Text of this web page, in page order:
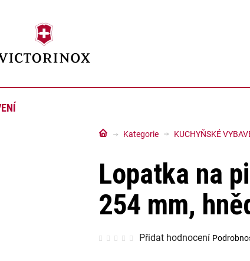
DomůKategorie KUCHYŇSKÉ
Lopatka na
254 mm,
Průměrné
hodnocení
Přidat hodnocení